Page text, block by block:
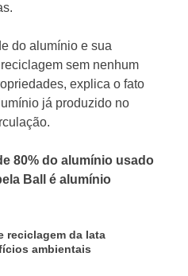
do alumínio e sua
sem nenhum
explica o fato
já produzido no
80% do alumínio usado
Ball é alumínio
reciclagem da lata
ambientais